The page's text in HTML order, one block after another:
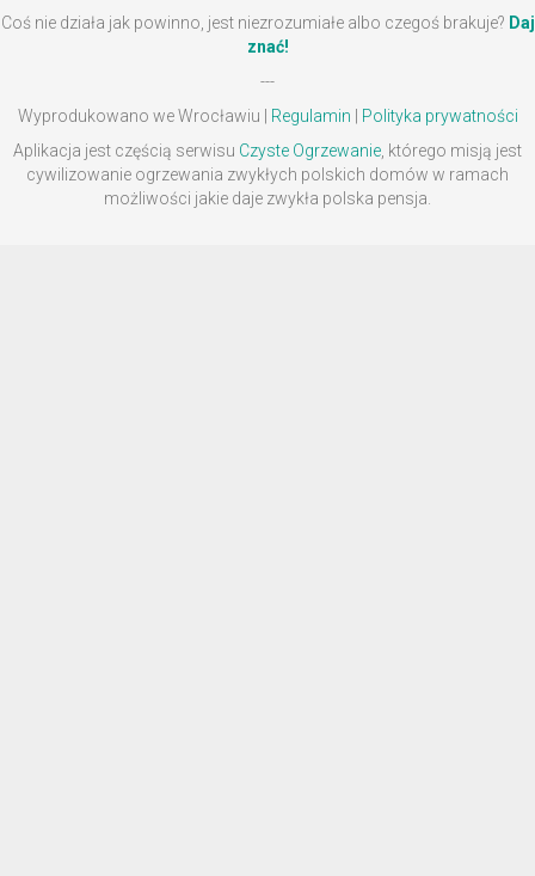
Coś nie działa jak powinno, jest niezrozumiałe albo czegoś brakuje? Daj
znać!
---
Wyprodukowano we Wrocławiu | Regulamin
Polityka prywatności
Aplikacja jest częścią serwisu Czyste Ogrzewanie , którego misją jest
cywilizowanie ogrzewania zwykłych polskich domów w ramach
możliwości jakie daje zwykła polska pensja.